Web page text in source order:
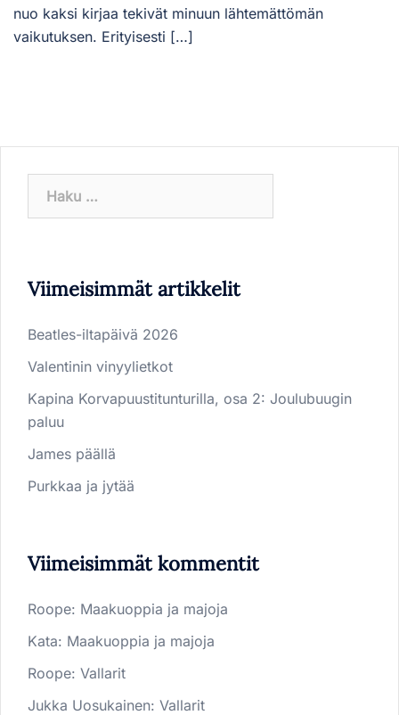
nuo kaksi kirjaa tekivät minuun lähtemättömän
vaikutuksen. Erityisesti […]
Viimeisimmät artikkelit
Beatles-iltapäivä 2026
Valentinin vinyylietkot
Kapina Korvapuustitunturilla, osa 2: Joulubuugin
paluu
James päällä
Purkkaa ja jytää
Viimeisimmät kommentit
Roope: Maakuoppia ja majoja
Kata: Maakuoppia ja majoja
Roope: Vallarit
Jukka Uosukainen: Vallarit